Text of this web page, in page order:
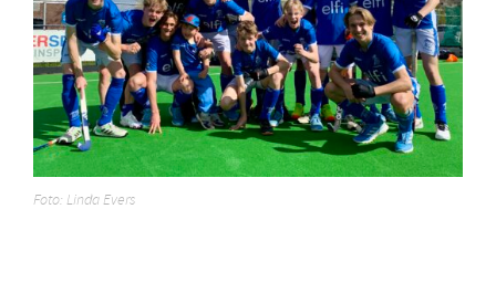
Foto: Linda Evers